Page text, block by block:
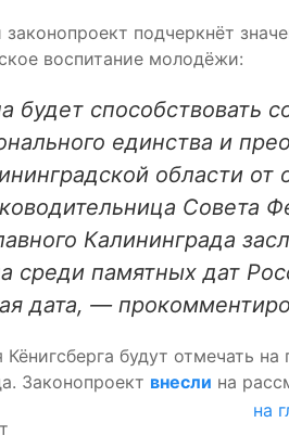
подчеркнёт
воспитание молодёжи:
будет способствовать
единства и
области
Совета
Калининграда
среди памятных дат
дата, —
будут отмечать на
Законопроект внесли на
на